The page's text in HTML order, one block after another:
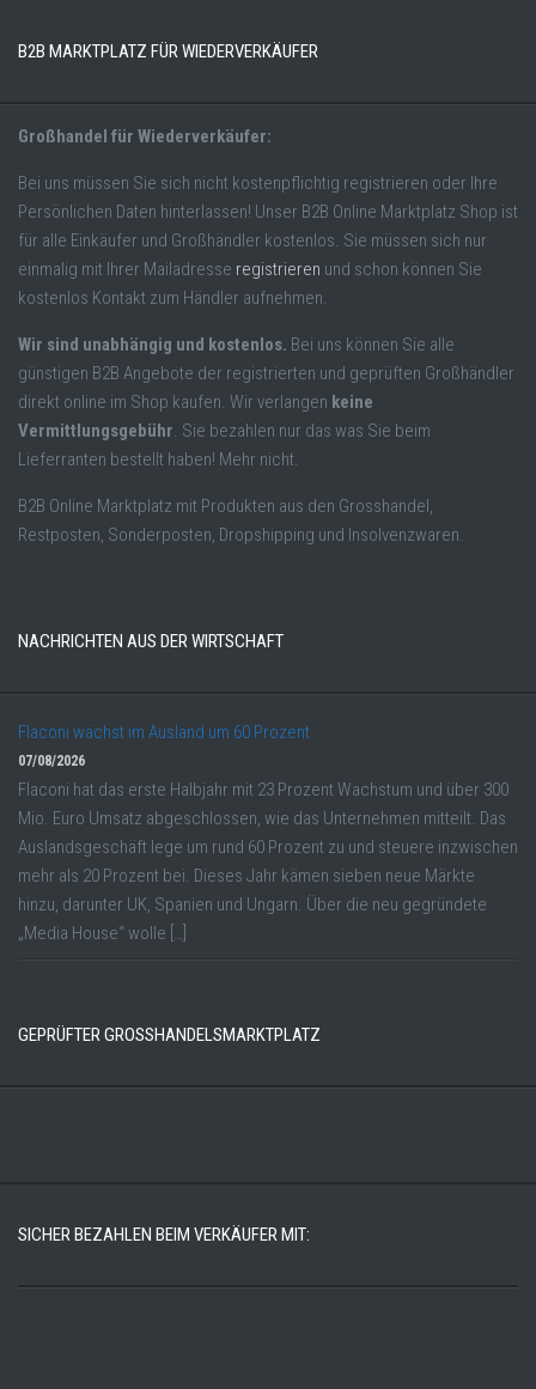
B2B MARKTPLATZ FÜR WIEDERVERKÄUFER
Großhandel für Wiederverkäufer:
Bei uns müssen Sie sich nicht kostenpflichtig registrieren oder Ihre
Persönlichen Daten hinterlassen! Unser B2B Online Marktplatz Shop ist
für alle Einkäufer und Großhändler kostenlos. Sie müssen sich nur
einmalig mit Ihrer Mailadresse registrieren und schon können Sie
kostenlos Kontakt zum Händler aufnehmen.
Wir sind unabhängig und kostenlos. Bei uns können Sie alle
günstigen B2B Angebote der registrierten und geprüften Großhändler
direkt online im Shop kaufen. Wir verlangen keine
Vermittlungsgebühr. Sie bezahlen nur das was Sie beim
Lieferranten bestellt haben! Mehr nicht.
B2B Online Marktplatz mit Produkten aus den Grosshandel,
Restposten, Sonderposten, Dropshipping und Insolvenzwaren.
NACHRICHTEN AUS DER WIRTSCHAFT
Flaconi wächst im Ausland um 60 Prozent
07/08/2026
Flaconi hat das erste Halbjahr mit 23 Prozent Wachstum und über 300
Mio. Euro Umsatz abgeschlossen, wie das Unternehmen mitteilt. Das
Auslandsgeschäft lege um rund 60 Prozent zu und steuere inzwischen
mehr als 20 Prozent bei. Dieses Jahr kämen sieben neue Märkte
hinzu, darunter UK, Spanien und Ungarn. Über die neu gegründete
„Media House“ wolle […]
GEPRÜFTER GROSSHANDELSMARKTPLATZ
SICHER BEZAHLEN BEIM VERKÄUFER MIT: